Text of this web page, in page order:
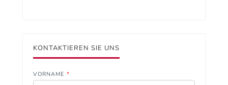
KONTAKTIEREN SIE UNS
VORNAME *